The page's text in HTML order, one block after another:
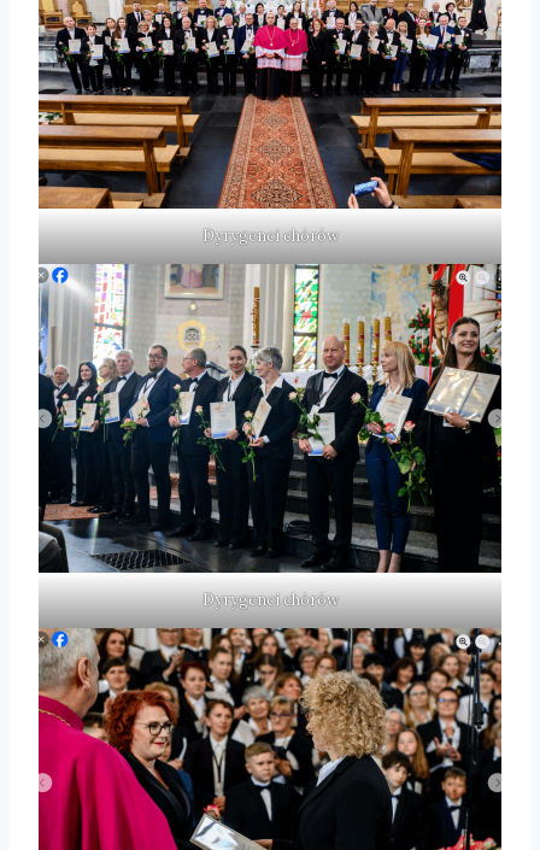
Dyrygenci chórów
Dyrygenci chórów